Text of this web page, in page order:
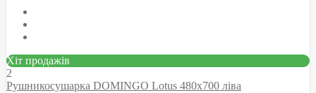
Хіт продажів
2
Рушникосушарка DOMINGO Lotus 480х700 ліва